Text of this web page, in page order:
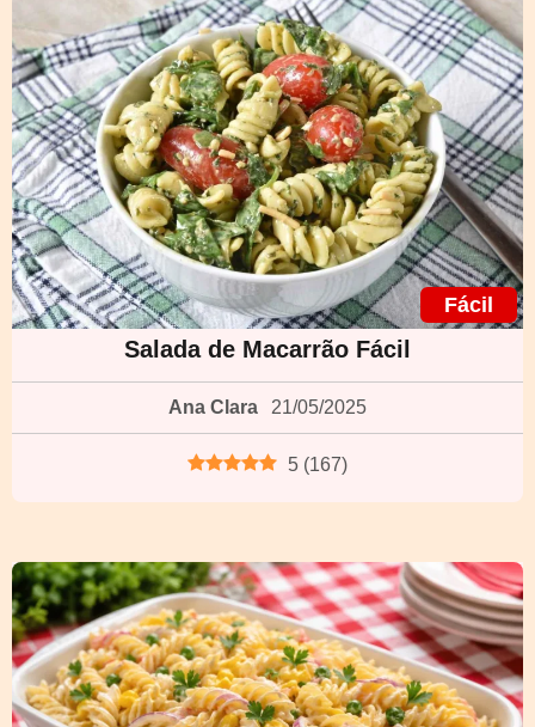
Fácil
Salada de Macarrão Fácil
Ana Clara 21/05/2025
5 (167)